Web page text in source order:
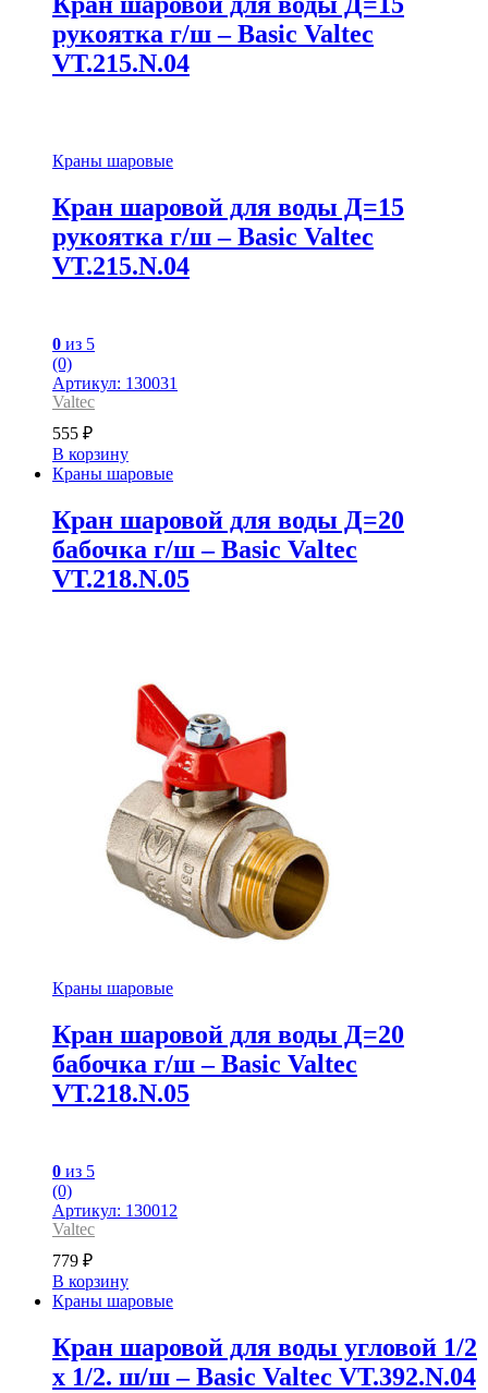
рукоятка г/ш – Basic Valtec
VT.215.N.04
Краны шаровые
Кран шаровой для воды Д=15
рукоятка г/ш – Basic Valtec
VT.215.N.04
0 из 5
(0)
Артикул: 130031
Valtec
555 ₽
В корзину
Краны шаровые
Кран шаровой для воды Д=20
бабочка г/ш – Basic Valtec
VT.218.N.05
Краны шаровые
Кран шаровой для воды Д=20
бабочка г/ш – Basic Valtec
VT.218.N.05
0 из 5
(0)
Артикул: 130012
Valtec
779 ₽
В корзину
Краны шаровые
Кран шаровой для воды угловой 1/2
x 1/2. ш/ш – Basic Valtec VT.392.N.04